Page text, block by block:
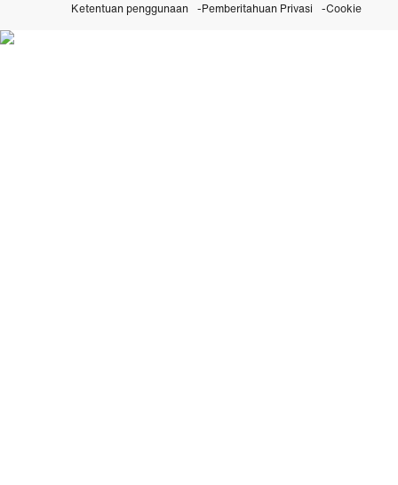
Ketentuan penggunaan Pemberitahuan Privasi Cookie